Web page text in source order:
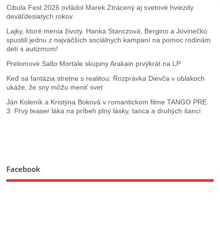
Cibula Fest 2026 ovládol Marek Ztracený aj svetové hviezdy
deväťdesiatych rokov
Lajky, ktoré menia životy. Hanka Stanczová, Bergino a Jovinečko
spustili jednu z najväčších sociálnych kampaní na pomoc rodinám
detí s autizmom!
Prelomové Salto Mortale skupiny Arakain prvýkrát na LP
Keď sa fantázia stretne s realitou: Rozprávka Dievča v oblakoch
ukáže, že sny môžu meniť svet
Ján Koleník a Kristýna Boková v romantickom filme TANGO PRE
3: Prvý teaser láka na príbeh plný lásky, tanca a druhých šancí
Facebook